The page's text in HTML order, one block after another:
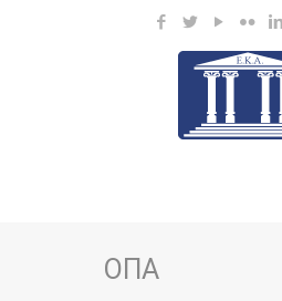
ΟΠΑ